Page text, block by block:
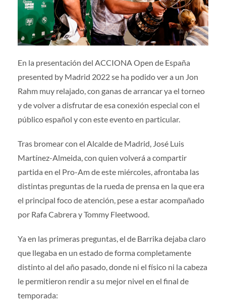
Prensa
| Voluntarios | Colaboradores | Contacto
ES
En la presentación del ACCIONA Open de España
presented by Madrid 2022 se ha podido ver a un Jon
Rahm muy relajado, con ganas de arrancar ya el torneo
y de volver a disfrutar de esa conexión especial con el
público español y con este evento en particular.
Tras bromear con el Alcalde de Madrid, José Luis
Martínez-Almeida, con quien volverá a compartir
partida en el Pro-Am de este miércoles, afrontaba las
distintas preguntas de la rueda de prensa en la que era
el principal foco de atención, pese a estar acompañado
por Rafa Cabrera y Tommy Fleetwood.
Ya en las primeras preguntas, el de Barrika dejaba claro
que llegaba en un estado de forma completamente
distinto al del año pasado, donde ni el físico ni la cabeza
le permitieron rendir a su mejor nivel en el final de
temporada: